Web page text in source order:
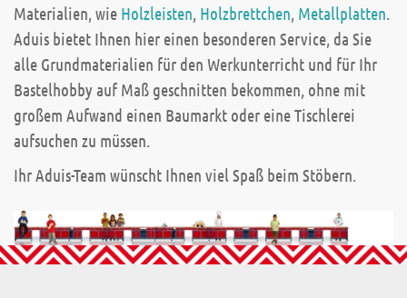
Materialien, wie Holzleisten, Holzbrettchen, Metallplatten.
Aduis bietet Ihnen hier einen besonderen Service, da Sie
alle Grundmaterialien für den Werkunterricht und für Ihr
Bastelhobby auf Maß geschnitten bekommen, ohne mit
großem Aufwand einen Baumarkt oder eine Tischlerei
aufsuchen zu müssen.
Ihr Aduis-Team wünscht Ihnen viel Spaß beim Stöbern.